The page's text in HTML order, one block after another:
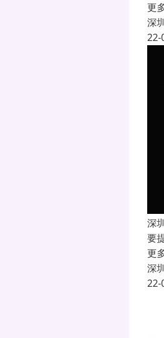
更
深
22-
深
要
更
深
22-